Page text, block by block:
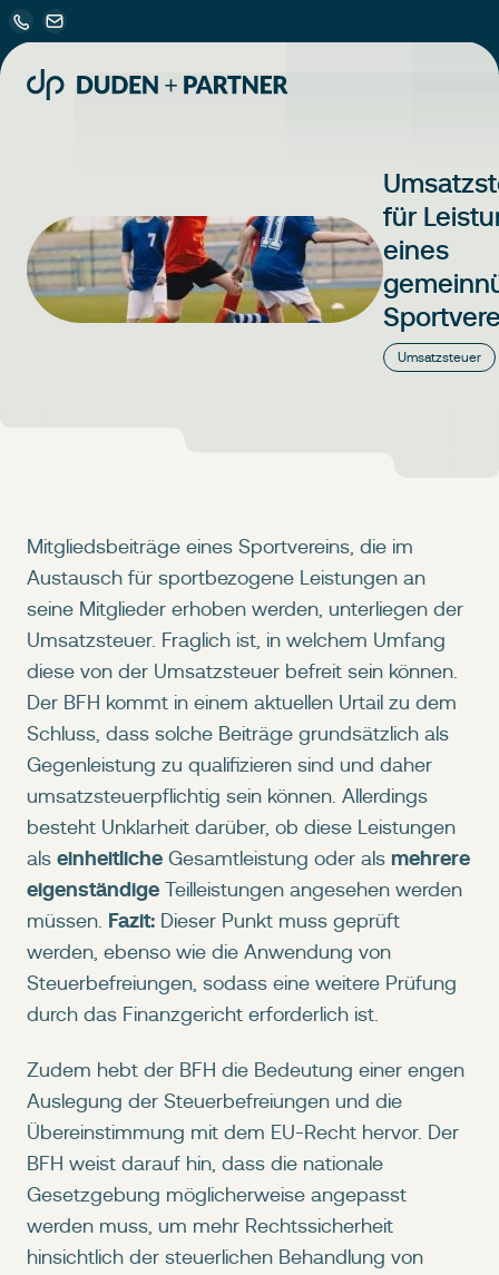
für
eines
Umsatzsteuer
Mitgliedsbeiträge eines Sportvereins, die im
Austausch für sportbezogene Leistungen an
seine Mitglieder erhoben werden, unterliegen der
Umsatzsteuer. Fraglich ist, in welchem Umfang
diese von der Umsatzsteuer befreit sein können.
Der BFH kommt in einem aktuellen Urtail zu dem
Schluss, dass solche Beiträge grundsätzlich als
Gegenleistung zu qualifizieren sind und daher
umsatzsteuerpflichtig sein können. Allerdings
besteht Unklarheit darüber, ob diese Leistungen
als einheitliche Gesamtleistung oder als mehrere
eigenständige Teilleistungen angesehen werden
müssen. Fazit: Dieser Punkt muss geprüft
werden, ebenso wie die Anwendung von
Steuerbefreiungen, sodass eine weitere Prüfung
durch das Finanzgericht erforderlich ist.
Zudem hebt der BFH die Bedeutung einer engen
Auslegung der Steuerbefreiungen und die
Übereinstimmung mit dem EU-Recht hervor. Der
BFH weist darauf hin, dass die nationale
Gesetzgebung möglicherweise angepasst
werden muss, um mehr Rechtssicherheit
hinsichtlich der steuerlichen Behandlung von